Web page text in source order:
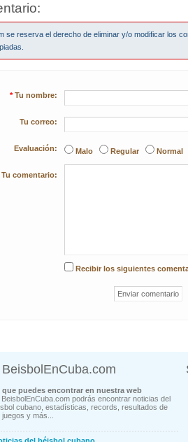
se reserva el derecho de eliminar y/o modificar los
* Tu nombre:
Tu correo:
Evaluación: Malo Regular Normal
Tu comentario:
Recibir los siguientes
BeisbolEnCuba.com
que puedes encontrar en nuestra web
BeisbolEnCuba.com podrás encontrar noticias del
cubano, estadísticas, records, resultados de
juegos y más...